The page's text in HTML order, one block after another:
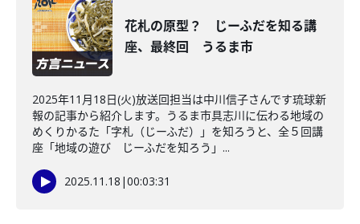
花札の原型？ じーふだを知る講
座、最終回 うるま市
2025年11月18日(火)放送回担当は中川信子さんです琉球新
報の記事から紹介します。うるま市具志川に伝わる地域の
めくりかるた「字札（じーふだ）」を知ろうと、全５回講
座「地域の遊び じーふだを知ろう」...
2025.11.18 |00:03:31